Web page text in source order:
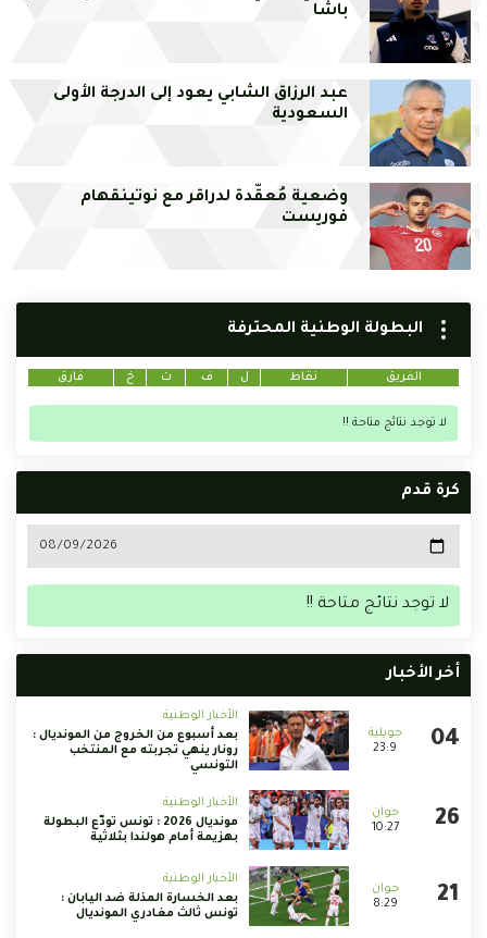
باشا
عبد الرزاق الشابي يعود إلى الدرجة الأولى
السعودية
وضعية مُعقّدة لدراقر مع نوتينقهام
فوريست
البطولة الوطنية المحترفة
الفريق نقاط ل ف ت خ فارق
لا توجد نتائج متاحة !!
كرة قدم
لا توجد نتائج متاحة !!
أخر الأخبار
23:9
الأخبار الوطنية
بعد أسبوع من الخروج من المونديال :
رونار ينهي تجربته مع المنتخب
التونسي
10:27
الأخبار الوطنية
مونديال 2026 : تونس تودّع البطولة
بهزيمة أمام هولندا بثلاثية
8:29
الأخبار الوطنية
بعد الخسارة المذلة ضد اليابان :
تونس ثالث مغادري المونديال